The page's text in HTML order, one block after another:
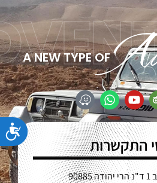
A NEW TYPE OF
התקשרות